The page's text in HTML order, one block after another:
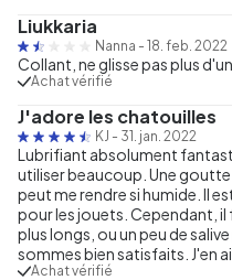
Liukkaria
Nanna - 18. feb. 2022
Collant, ne glisse pas plus
Achat vérifié
J'adore les chatouilles
KJ - 31. jan. 2022
Lubrifiant absolument
utiliser beaucoup. Une
peut me rendre si humide. Il
pour les jouets. Cependant, il
plus longs, ou un peu de
sommes bien satisfaits. J'en
Achat vérifié